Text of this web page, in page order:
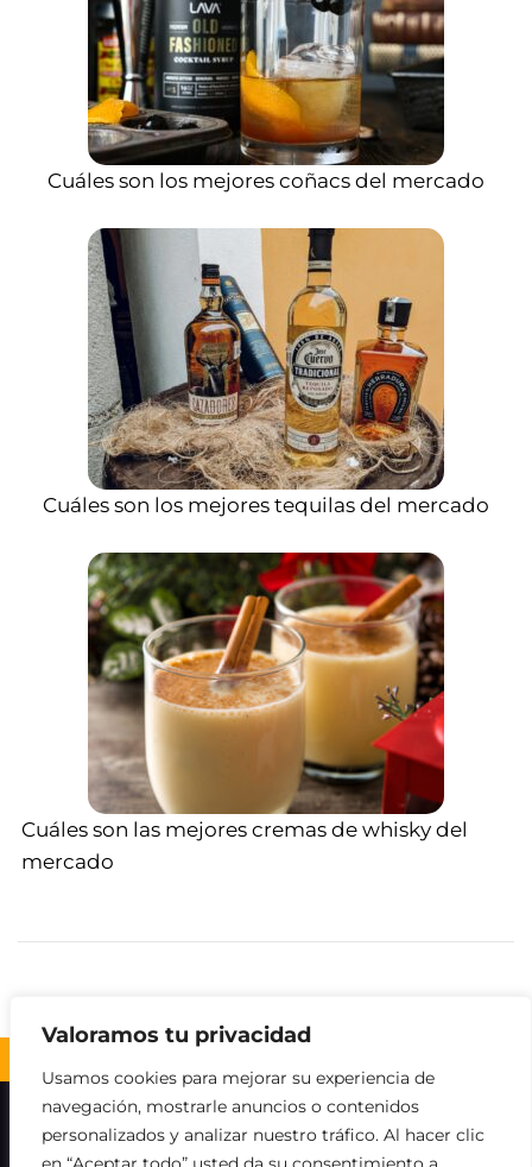
Valoramos tu privacidad
Usamos cookies para mejorar su experiencia de
navegación, mostrarle anuncios o contenidos
personalizados y analizar nuestro tráfico. Al hacer clic
Cuáles son los mejores coñacs del mercado
Cuáles son los mejores tequilas del mercado
Cuáles son las mejores cremas de whisky del
mercado
Sobre nosotros Contacto Aviso legal